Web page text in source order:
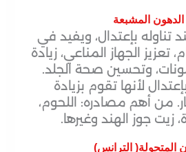
تناوله بإعتدال، ويفيد في
تعزيز الجهاز المناعي، زيادة
وتحسين صحة الجلد.
لأنها تقوم بزيادة
من أهم مصادره: اللحوم،
زيت جوز الهند وغيرها.